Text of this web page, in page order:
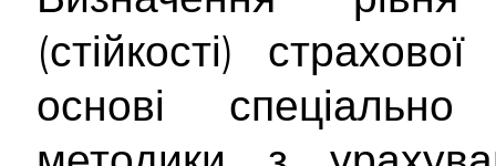
(стійкості)
основі спеціально